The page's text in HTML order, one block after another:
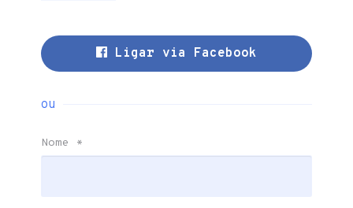
Ligar via Facebook
ou
Nome *